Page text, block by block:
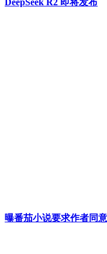
DeepSeek R2 即将发布
曝番茄小说要求作者同